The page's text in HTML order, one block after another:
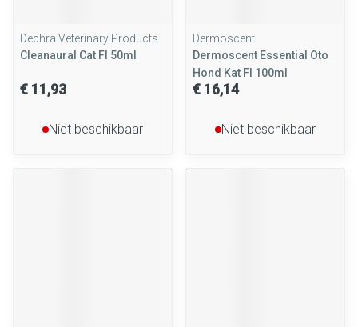
Dechra Veterinary Products
Cleanaural Cat Fl 50ml
€ 11,93
Niet beschikbaar
Dermoscent
Dermoscent Essential Oto
Hond Kat Fl 100ml
€ 16,14
Niet beschikbaar